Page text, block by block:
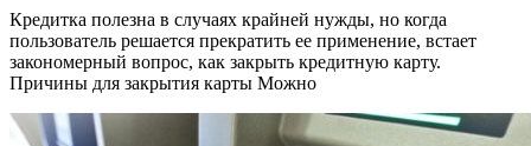
Кредитка полезна в случаях крайней нужды, но когда
пользователь решается прекратить ее применение, встает
закономерный вопрос, как закрыть кредитную карту.
Причины для закрытия карты Можно